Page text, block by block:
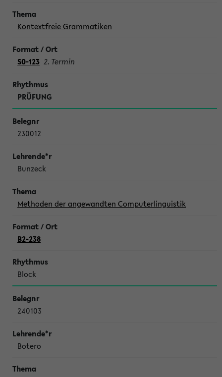
Kontextfreie Grammatiken
S0-123 2. Termin
PRÜFUNG
230012
Bunzeck
Methoden der angewandten Computerlinguistik
B2-238
Block
240103
Botero